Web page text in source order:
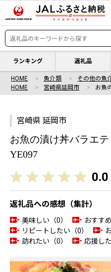
ランキング 返礼品
HOME 魚介類 その他の魚
HOME
宮崎県延岡市 お魚
宮崎県 延岡市
お魚の漬け丼バラエ
YE097
0.0
返礼品への感想（集計）
美味しい（0）
おすす
リピートしたい（0）
訪れたい（0）
応援し